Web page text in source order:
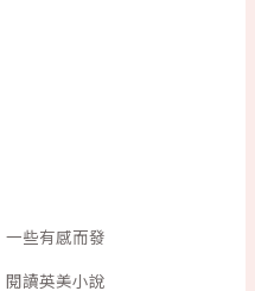
一些有感而發
閱讀英美小說